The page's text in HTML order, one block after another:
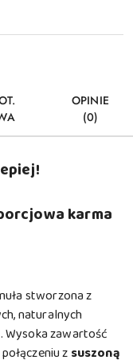
OPINIE
(0)
karma
stworzona z
naturalnych
Wysoka zawartość
zsuszoną